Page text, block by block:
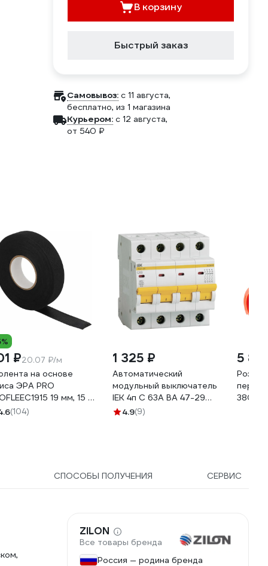
В корзину
Быстрый заказ
Самовывоз: c 11 августа,
бесплатно, из 1 магазина
Курьером: c 12 августа,
от 540 ₽
₽20.07 ₽/м
на основе
ЭРА PRO
19 мм, 15 м,
мм, черная Б0057181
(104)
1 325 ₽
Автоматический
модульный выключатель
IEK 4п C 63А ВА 47-29
4.5кА ИЭК MVA20-4-063-
4.9(9)
5
380В
СПОСОБЫ ПОЛУЧЕНИЯ СЕРВИС
ZILON
Все товары бренда
Россия — родина бренда